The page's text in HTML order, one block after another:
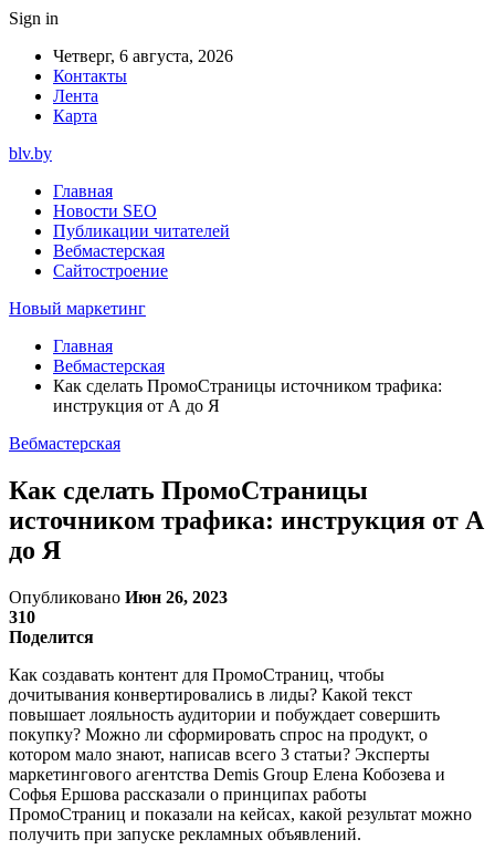
Sign in
Четверг, 6 августа, 2026
Контакты
Лента
Карта
blv.by
Главная
Новости SEO
Публикации читателей
Вебмастерская
Сайтостроение
Новый маркетинг
Главная
Вебмастерская
Как сделать ПромоСтраницы источником трафика:
инструкция от А до Я
Вебмастерская
Как сделать ПромоСтраницы
источником трафика: инструкция от А
до Я
Опубликовано Июн 26, 2023
310
Поделится
Как создавать контент для ПромоСтраниц, чтобы
дочитывания конвертировались в лиды? Какой текст
повышает лояльность аудитории и побуждает совершить
покупку? Можно ли сформировать спрос на продукт, о
котором мало знают, написав всего 3 статьи? Эксперты
маркетингового агентства Demis Group Елена Кобозева и
Софья Ершова рассказали о принципах работы
ПромоСтраниц и показали на кейсах, какой результат можно
получить при запуске рекламных объявлений.